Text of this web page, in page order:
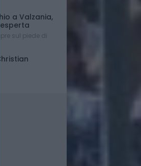
a Valzania,
sul piede di